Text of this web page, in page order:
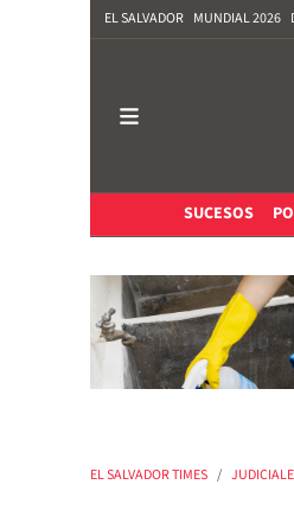
EL SALVADOR MUNDIAL 2026
SUCESOS
EL SALVADOR TIMES